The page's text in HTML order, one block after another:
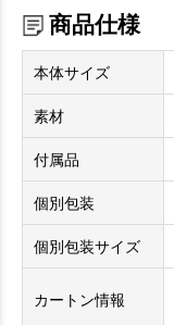
商品仕様
本体サイズ
素材
付属品
個別包装
個別包装サイズ
カートン情報